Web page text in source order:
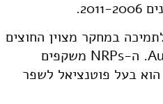
לתמיכה במחקר מצוין החוצים
את תחומי העדיפות Australia's National Research Priorities (NRPs). ה-NRPs משקפים
בעל פוטנציאל לשפר